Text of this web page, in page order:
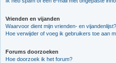
Vrienden en vijanden
Waarvoor dient mijn vrienden- en vijandenlijst?
Hoe verwijder of voeg ik gebruikers toe aan
Forums doorzoeken
Hoe doorzoek ik het forum?